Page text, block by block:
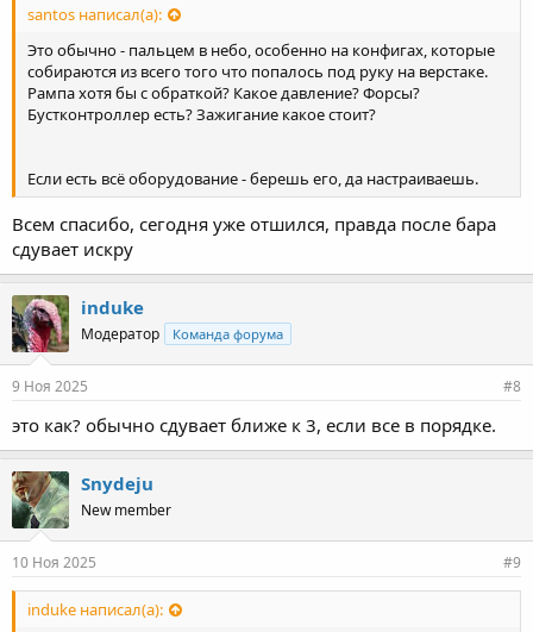
santos написал(а):
Это обычно - пальцем в небо, особенно на конфигах, которые
собираются из всего того что попалось под руку на верстаке.
Рампа хотя бы с обраткой? Какое давление? Форсы?
Бустконтроллер есть? Зажигание какое стоит?
Если есть всё оборудование - берешь его, да настраиваешь.
Всем спасибо, сегодня уже отшился, правда после бара
сдувает искру
induke
Модератор Команда форума
9 Ноя 2025 #8
это как? обычно сдувает ближе к 3, если все в порядке.
Snydeju
New member
10 Ноя 2025 #9
induke написал(а):